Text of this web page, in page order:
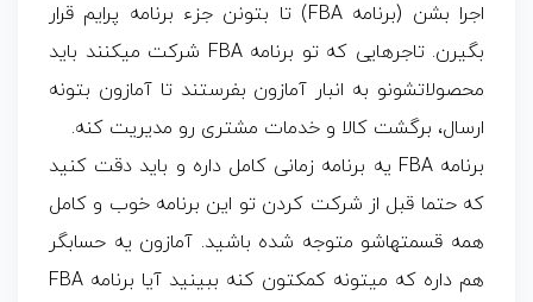
اجرا بشن (برنامه FBA) تا بتونن جزء برنامه پرایم قرار
بگیرن. تاجرهایی که تو برنامه FBA شرکت میکنند باید
محصولاتشونو به انبار آمازون بفرستند تا آمازون بتونه
ارسال، برگشت کالا و خدمات مشتری رو مدیریت کنه.
برنامه FBA یه برنامه زمانی کامل داره و باید دقت کنید
که حتما قبل از شرکت کردن تو این برنامه خوب و کامل
همه قسمتهاشو متوجه شده باشید. آمازون یه حسابگر
هم داره که میتونه کمکتون کنه ببینید آیا برنامه FBA